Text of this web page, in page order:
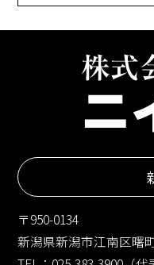
〒950-0134
新潟県新潟市江南区曙